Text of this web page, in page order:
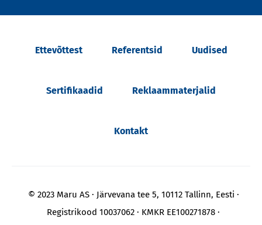
Ettevõttest Referentsid Uudised
Sertifikaadid Reklaammaterjalid
Kontakt
© 2023 Maru AS
Järvevana tee 5, 10112 Tallinn, Eesti
Registrikood 10037062
KMKR EE100271878